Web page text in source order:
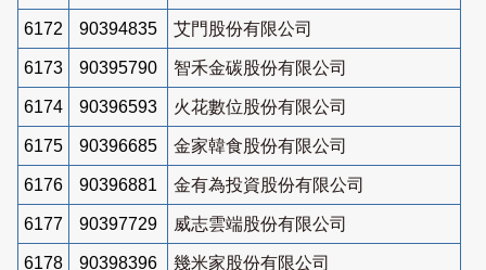
6172 90394835 艾門股份有限公司
6173 90395790 智禾金碳股份有限公司
6174 90396593 火花數位股份有限公司
6175 90396685 金家韓食股份有限公司
6176 90396881 金有為投資股份有限公司
6177 90397729 威志雲端股份有限公司
6178 90398396 幾米家股份有限公司